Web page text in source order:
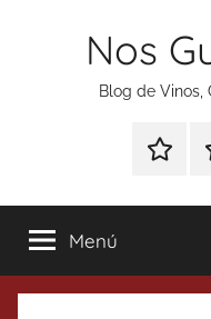
Nos
Blog de Vinos,
Tonics
Menú